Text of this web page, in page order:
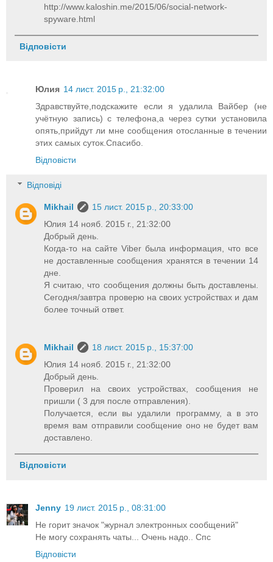
http://www.kaloshin.me/2015/06/social-network-
spyware.html
Відповісти
Юлия 14 лист. 2015 р., 21:32:00
Здравствуйте,подскажите если я удалила Вайбер (не
учётную запись) с телефона,а через сутки установила
опять,прийдут ли мне сообщения отосланные в течении
этих самых суток.Спасибо.
Відповісти
Відповіді
Mikhail
15 лист. 2015 р., 20:33:00
Юлия 14 нояб. 2015 г., 21:32:00
Добрый день.
Когда-то на сайте Viber была информация, что все
не доставленные сообщения хранятся в течении 14
дне.
Я считаю, что сообщения должны быть доставлены.
Сегодня/завтра проверю на своих устройствах и дам
более точный ответ.
Mikhail
18 лист. 2015 р., 15:37:00
Юлия 14 нояб. 2015 г., 21:32:00
Добрый день.
Проверил на своих устройствах, сообщения не
пришли ( 3 для после отправления).
Получается, если вы удалили программу, а в это
время вам отправили сообщение оно не будет вам
доставлено.
Відповісти
Jenny 19 лист. 2015 р., 08:31:00
Не горит значок "журнал электронных сообщений"
Не могу сохранять чаты... Очень надо.. Спс
Відповісти